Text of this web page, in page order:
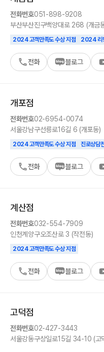
전화번호051-898-9208
부산부산진구백양대로 268 (개금
2024 고객만족도 수상 지점 2024 리
전화 블로그
개포점
전화번호02-6954-0074
서울강남구선릉로16길 6 (개포동)
2024 고객만족도 수상 지점 진로상담
전화 블로그
계산점
전화번호032-554-7909
인천계양구오조산로 3 (작전동)
2024 고객만족도 수상 지점
전화 블로그
고덕점
전화번호02-427-3443
서울강동구상일로15길 34-10 (고